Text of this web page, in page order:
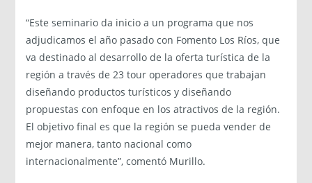
“Este seminario da inicio a un programa que nos
adjudicamos el año pasado con Fomento Los Ríos, que
va destinado al desarrollo de la oferta turística de la
región a través de 23 tour operadores que trabajan
diseñando productos turísticos y diseñando
propuestas con enfoque en los atractivos de la región.
El objetivo final es que la región se pueda vender de
mejor manera, tanto nacional como
internacionalmente”, comentó Murillo.